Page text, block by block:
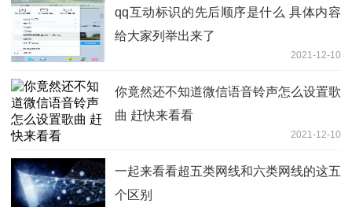
qq互动标识的先后顺序是什么 具体内容
给大家列举出来了
2021-12-10
你竟然还不知道微信语音铃声怎么设置歌
曲 赶快来看看
2021-12-10
一起来看看超五类网线和六类网线的这五
个区别